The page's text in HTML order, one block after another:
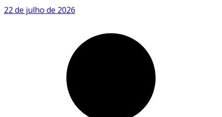
22 de julho de 2026